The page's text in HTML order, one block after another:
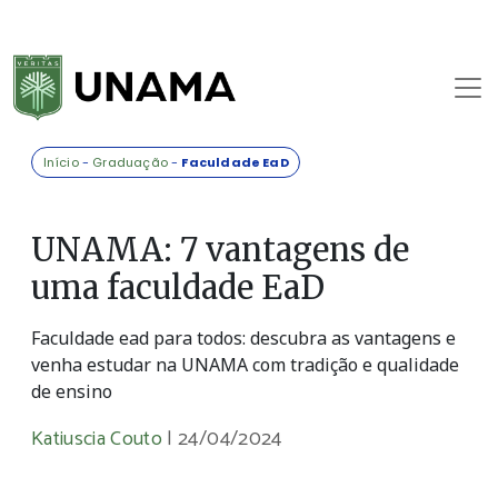
Início- Graduação- Faculdade EaD
UNAMA: 7 vantagens de
uma faculdade EaD
Faculdade ead para todos: descubra as vantagens e
venha estudar na UNAMA com tradição e qualidade
de ensino
Katiuscia Couto |24/04/2024